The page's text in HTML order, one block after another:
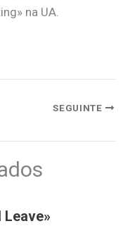
na UA.
SEGUINTE
Leave»